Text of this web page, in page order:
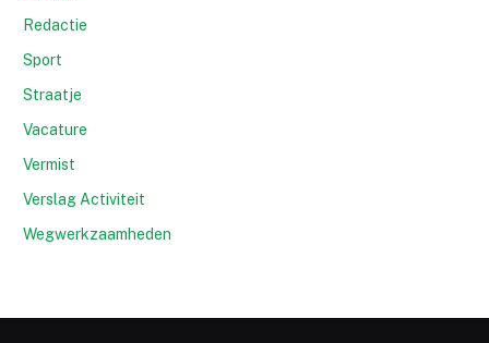
Redactie
Sport
Straatje
Vacature
Vermist
Verslag Activiteit
Wegwerkzaamheden